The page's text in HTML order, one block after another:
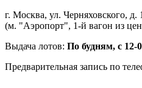
г. Москва, ул. Черняховского, д.
(м. "Аэропорт", 1-й вагон из
Выдача лотов: По будням, с 12-
Предварительная запись по